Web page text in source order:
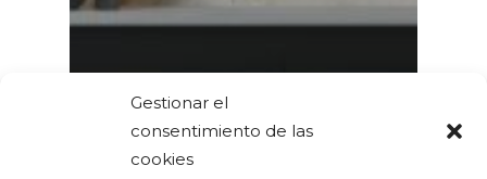
Gestionar el
consentimiento de las
cookies